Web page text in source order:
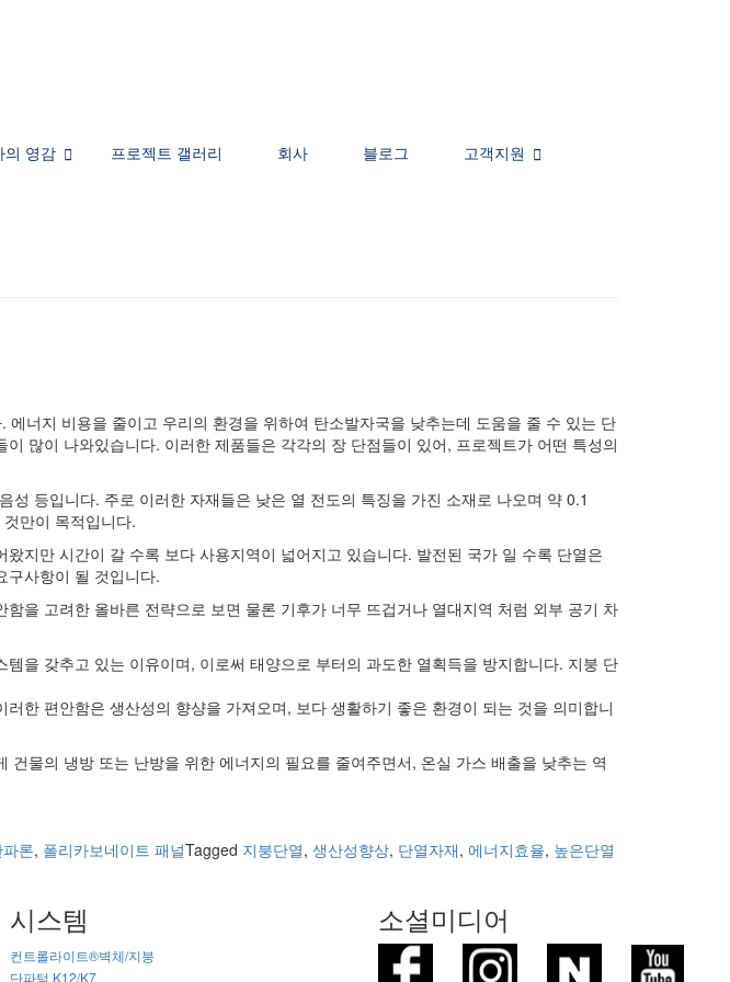
의 영감 프로젝트 갤러리 회사 블로그 고객지원
너지 비용을 줄이고 우리의 환경을 위하여 탄소발자국을 낮추는데 도움을 줄 수 있는 단
많이 나와있습니다. 이러한 제품들은 각각의 장 단점들이 있어, 프로젝트가 어떤 특성의
등입니다. 주로 이러한 자재들은 낮은 열 전도의 특징을 가진 소재로 나오며 약 0.1
만이 목적입니다.
지만 시간이 갈 수록 보다 사용지역이 넓어지고 있습니다. 발전된 국가 일 수록 단열은
구사항이 될 것입니다.
을 고려한 올바른 전략으로 보면 물론 기후가 너무 뜨겁거나 열대지역 처럼 외부 공기 차
을 갖추고 있는 이유이며, 이로써 태양으로 부터의 과도한 열획득을 방지합니다. 지붕 단
한 편안함은 생산성의 향샹을 가져오며, 보다 생활하기 좋은 환경이 되는 것을 의미합니
물의 냉방 또는 난방을 위한 에너지의 필요를 줄여주면서, 온실 가스 배출을 낮추는 역
파론, 폴리카보네이트 패널Tagged 지붕단열, 생산성향상, 단열자재, 에너지효율, 높은단열
시스템
컨트롤라이트®벽체/지붕
단파텀 K12/K7
소셜미디어